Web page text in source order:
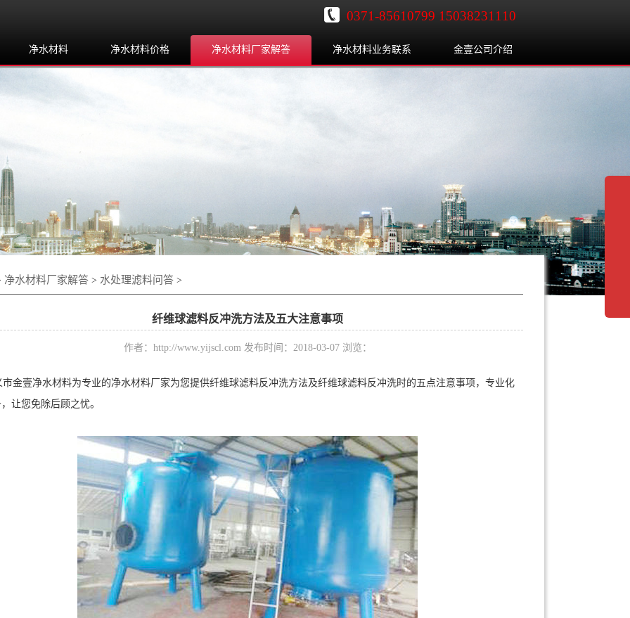
0371-85610799 15038231110
净水材料 净水材料价格 净水材料厂家解答 净水材料业务联系 金壹公司介绍
净水材料厂家解答 >水处理滤料问答 >
纤维球滤料反冲洗方法及五大注意事项
作者：http://www.yijscl.com 发布时间：2018-03-07 浏览：
金壹净水材料为专业的净水材料厂家为您提供纤维球滤料反冲洗方法及纤维球滤料反冲洗时的五点注意事项，专业化
让您免除后顾之忧。